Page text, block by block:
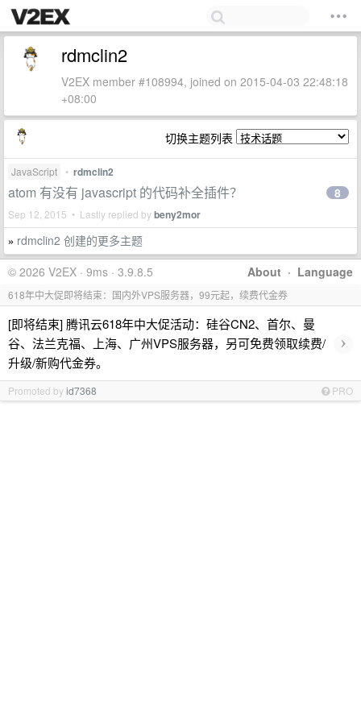
rdmclin2
V2EX member #108994, joined on 2015-04-03 22:48:18
+08:00
切换主题列表
JavaScript • rdmclin2
atom 有没有 javascript 的代码补全插件？
Sep 12, 2015 • Lastly replied bybeny2mor
8
» rdmclin2 创建的更多主题
About · Language
© 2026 V2EX · 9ms · 3.9.8.5
618年中大促即将结束：国内外VPS服务器，99元起，续费代金券
[即将结束] 腾讯云618年中大促活动：硅谷CN2、首尔、曼
谷、法兰克福、上海、广州VPS服务器，另可免费领取续费/
升级/新购代金券。
›
Promoted byid7368 PRO